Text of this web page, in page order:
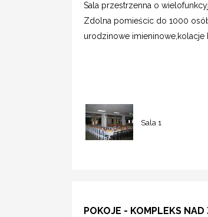
Sala przestrzenna o
Zdolna pomieścic do 1000
urodzinowe imieninowe,kolacje
Sala 1
POKOJE - KOMPLEKS